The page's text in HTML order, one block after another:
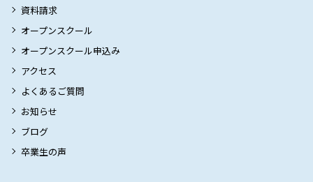
資料請求
オープンスクール
オープンスクール申込み
アクセス
よくあるご質問
お知らせ
ブログ
卒業生の声